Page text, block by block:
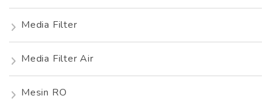
Media Filter
Media Filter Air
Mesin RO